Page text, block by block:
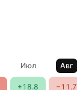
Июл Авг
+18.8 −11.7